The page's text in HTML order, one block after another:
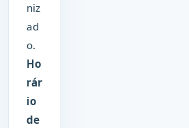
niz
ad
o.
Ho
rár
io
de